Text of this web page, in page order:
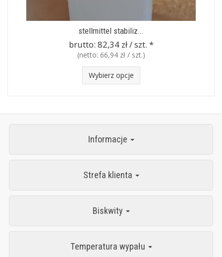
stellmittel stabiliz...
brutto: 82,34 zł / szt. *
(netto: 66,94 zł / szt.)
Wybierz opcje
Informacje
Strefa klienta
Biskwity
Temperatura wypału